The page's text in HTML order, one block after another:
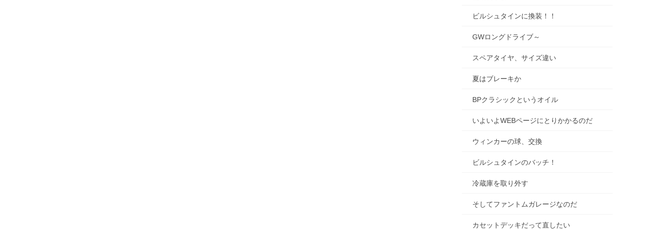
ビルシュタインに換装！！
GWロングドライブ～
スペアタイヤ、サイズ違い
夏はブレーキか
BPクラシックというオイル
いよいよWEBページにとりかかるのだ
ウィンカーの球、交換
ビルシュタインのバッチ！
冷蔵庫を取り外す
そしてファントムガレージなのだ
カセットデッキだって直したい